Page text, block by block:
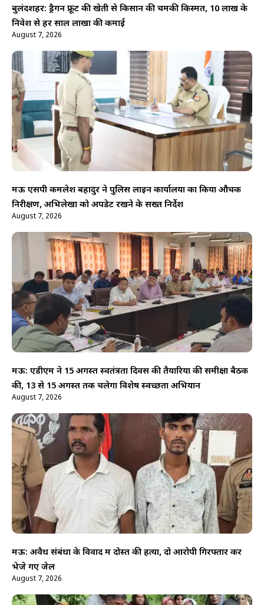
बुलंदशहर: ड्रैगन फ्रूट की खेती से किसान की चमकी किस्मत, 10 लाख के
निवेश से हर साल लाखों की कमाई
August 7, 2026
मऊ एसपी कमलेश बहादुर ने पुलिस लाइन कार्यालयों का किया औचक
निरीक्षण, अभिलेखों को अपडेट रखने के सख्त निर्देश
August 7, 2026
मऊ: एडीएम ने 15 अगस्त स्वतंत्रता दिवस की तैयारियों की समीक्षा बैठक
की, 13 से 15 अगस्त तक चलेगा विशेष स्वच्छता अभियान
August 7, 2026
मऊ: अवैध संबंधों के विवाद में दोस्त की हत्या, दो आरोपी गिरफ्तार कर
भेजे गए जेल
August 7, 2026